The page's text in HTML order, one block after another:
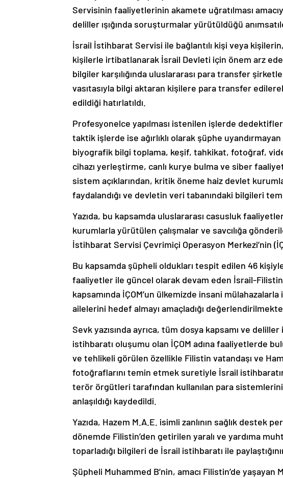
Servisinin faaliyetlerinin akamete uğratılması
deliller ışığında soruşturmalar yürütüldüğü
İsrail İstihbarat Servisi ile bağlantılı kişi veya
kişilerle irtibatlanarak İsrail Devleti için önem arz
bilgiler karşılığında uluslararası para transfer
vasıtasıyla bilgi aktaran kişilere para transfer
edildiği hatırlatıldı.
Profesyonelce yapılması istenilen işlerde
taktik işlerde ise ağırlıklı olarak şüphe
biyografik bilgi toplama, keşif, tahkikat, fotoğraf,
cihazı yerleştirme, canlı kurye bulma ve siber
sistem açıklarından, kritik öneme haiz devlet
faydalandığı ve devletin veri tabanındaki bilgileri
Yazıda, bu kapsamda uluslararası casusluk
kurumlarla yürütülen çalışmalar ve savcılığa
İstihbarat Servisi Çevrimiçi Operasyon Merkezi’nin
Bu kapsamda şüpheli oldukları tespit edilen 46
faaliyetler ile güncel olarak devam eden İsrail-
kapsamında İÇOM’un ülkemizde insani
ailelerini hedef almayı amaçladığı
Sevk yazısında ayrıca, tüm dosya kapsamı ve
istihbaratı oluşumu olan İÇOM adına faaliyetlerde
ve tehlikeli görülen özellikle Filistin vatandaşı ve
fotoğraflarını temin etmek suretiyle İsrail
terör örgütleri tarafından kullanılan para
anlaşıldığı kaydedildi.
Yazıda, Hazem M.A.E. isimli zanlının sağlık destek
dönemde Filistin’den getirilen yaralı ve yardıma
toparladığı bilgileri de İsrail istihbaratı ile
Şüpheli Muhammed B’nin, amacı Filistin’de yaşayan